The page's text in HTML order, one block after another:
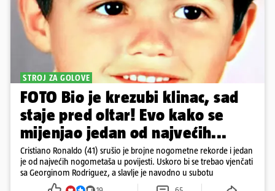
STROJ ZA GOLOVE
FOTO Bio je krezubi klinac, sad
staje pred oltar! Evo kako se
mijenjao jedan od najvećih...
Cristiano Ronaldo (41) srušio je brojne nogometne rekorde i jedan
je od najvećih nogometaša u povijesti. Uskoro bi se trebao vjenčati
sa Georginom Rodriguez, a slavlje je navodno u subotu